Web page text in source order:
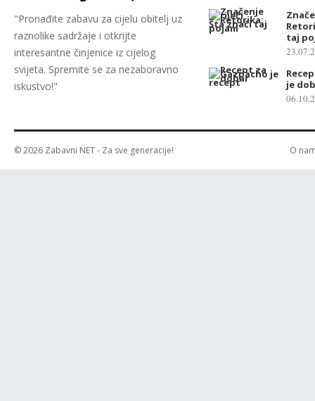
"Pronađite zabavu za cijelu obitelj uz
raznolike sadržaje i otkrijte
interesantne činjenice iz cijelog
svijeta. Spremite se za nezaboravno
iskustvo!"
taj
je
© 2026 Zabavni NET- Za sve generacije! O